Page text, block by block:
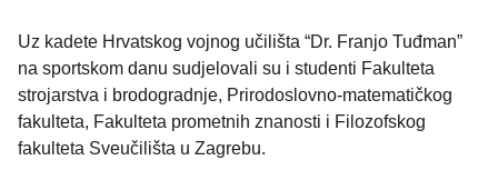
Uz kadete Hrvatskog vojnog učilišta “Dr. Franjo Tuđman”
na sportskom danu sudjelovali su i studenti Fakulteta
strojarstva i brodogradnje, Prirodoslovno-matematičkog
fakulteta, Fakulteta prometnih znanosti i Filozofskog
fakulteta Sveučilišta u Zagrebu.